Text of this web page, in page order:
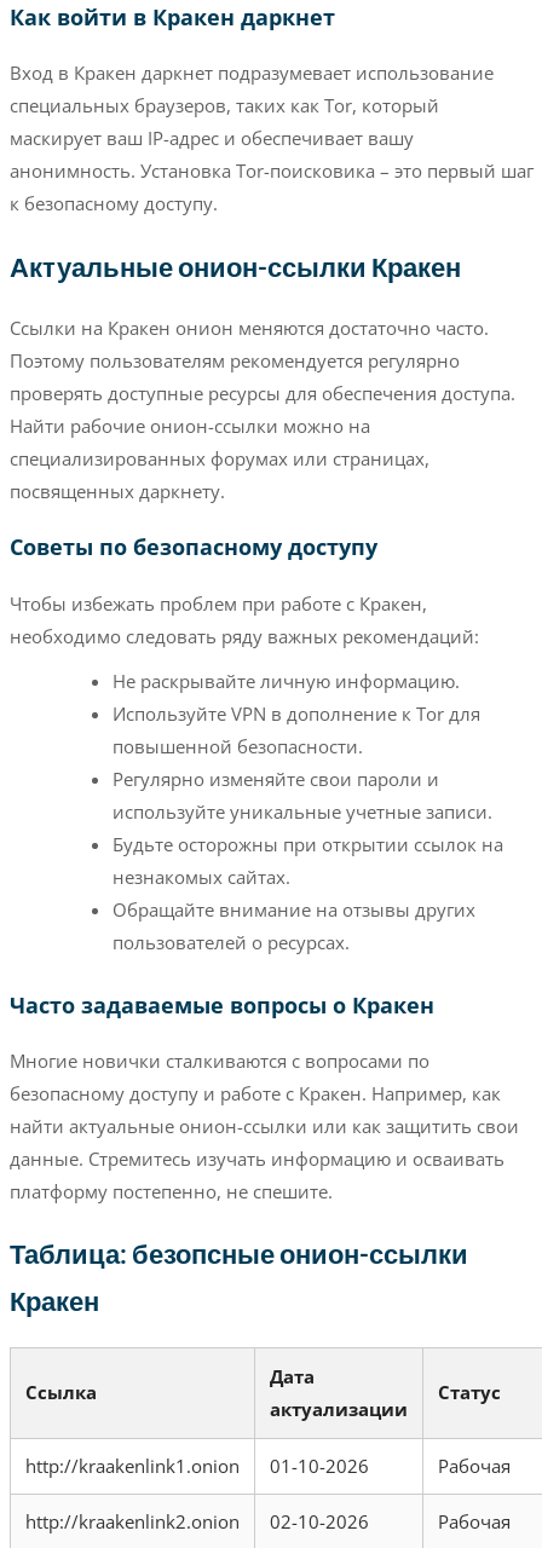
Как войти в Кракен даркнет
Вход в Кракен даркнет подразумевает использование
специальных браузеров, таких как Tor, который
маскирует ваш IP-адрес и обеспечивает вашу
анонимность. Установка Tor-поисковика – это первый шаг
к безопасному доступу.
Актуальные онион-ссылки Кракен
Ссылки на Кракен онион меняются достаточно часто.
Поэтому пользователям рекомендуется регулярно
проверять доступные ресурсы для обеспечения доступа.
Найти рабочие онион-ссылки можно на
специализированных форумах или страницах,
посвященных даркнету.
Советы по безопасному доступу
Чтобы избежать проблем при работе с Кракен,
необходимо следовать ряду важных рекомендаций:
Не раскрывайте личную информацию.
Используйте VPN в дополнение к Tor для
повышенной безопасности.
Регулярно изменяйте свои пароли и
используйте уникальные учетные записи.
Будьте осторожны при открытии ссылок на
незнакомых сайтах.
Обращайте внимание на отзывы других
пользователей о ресурсах.
Часто задаваемые вопросы о Кракен
Многие новички сталкиваются с вопросами по
безопасному доступу и работе с Кракен. Например, как
найти актуальные онион-ссылки или как защитить свои
данные. Стремитесь изучать информацию и осваивать
платформу постепенно, не спешите.
Таблица: безопсные онион-ссылки
Кракен
Ссылка
Дата
актуализации
Статус
http://kraakenlink1.onion 01-10-2026 Рабочая
http://kraakenlink2.onion 02-10-2026 Рабочая